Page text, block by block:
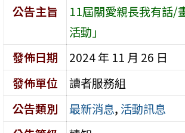
公告主旨
11屆關愛親長我有話/
活動」
發佈日期
2024 年 11 月 26 日
發佈單位
讀者服務組
公告類別
最新消息, 活動訊息